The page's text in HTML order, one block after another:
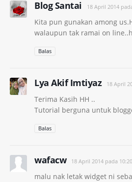
Blog Santai 18 April 2014
Kita pun gunakan among
walaupun tak ramai on
Balas
Lya Akif Imtiyaz 18 April
Terima Kasih HH ..
Tutorial berguna untuk
Balas
wafacw 18 April 2014 pada
malu nak letak widget ni